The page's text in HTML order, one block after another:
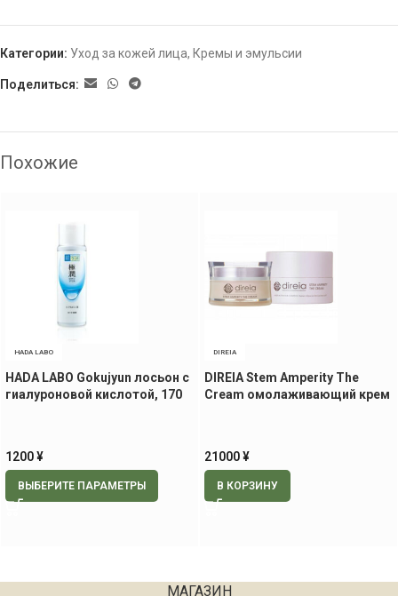
Категории: Уход за кожей лица, Кремы и эмульсии
Поделиться:
Похожие
HADA LABO
HADA LABO Gokujyun лосьон с
гиалуроновой кислотой, 170
1200¥
ВЫБЕРИТЕ ПАРАМЕТРЫ
DIREIA
DIREIA Stem Amperity The
Cream омолаживающий крем
21000¥
В КОРЗИНУ
МАГАЗИН